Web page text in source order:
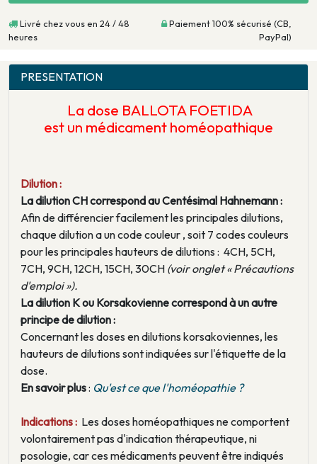
Livré chez vous en 24 / 48
heures
Paiement 100% sécurisé (CB,
PayPal)
PRESENTATION
La dose BALLOTA FOETIDA
est un médicament homéopathique
Dilution :
La dilution CH correspond au Centésimal Hahnemann :
Afin de différencier facilement les principales dilutions,
chaque dilution a un code couleur , soit 7 codes couleurs
pour les principales hauteurs de dilutions : 4CH, 5CH,
7CH, 9CH, 12CH, 15CH, 30CH (voir onglet « Précautions
d'emploi »).
La dilution K ou Korsakovienne correspond à un autre
principe de dilution :
Concernant les doses en dilutions korsakoviennes, les
hauteurs de dilutions sont indiquées sur l'étiquette de la
dose.
En savoir plus: Qu'est ce que l'homéopathie ?
Indications : Les doses homéopathiques ne comportent
volontairement pas d'indication thérapeutique, ni
posologie, car ces médicaments peuvent être indiqués